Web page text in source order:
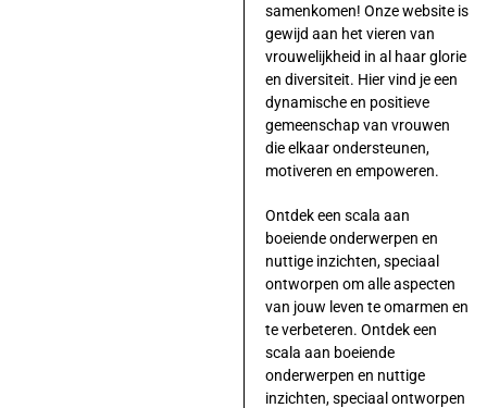
samenkomen! Onze website is
gewijd aan het vieren van
vrouwelijkheid in al haar glorie
en diversiteit. Hier vind je een
dynamische en positieve
gemeenschap van vrouwen
die elkaar ondersteunen,
motiveren en empoweren.
Ontdek een scala aan
boeiende onderwerpen en
nuttige inzichten, speciaal
ontworpen om alle aspecten
van jouw leven te omarmen en
te verbeteren. Ontdek een
scala aan boeiende
onderwerpen en nuttige
inzichten, speciaal ontworpen